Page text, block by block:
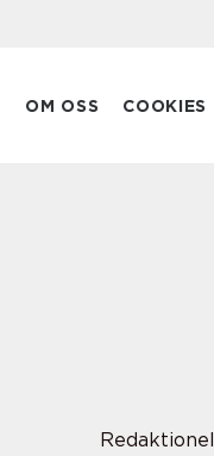
OM OSS COOKIES
Redaktionel